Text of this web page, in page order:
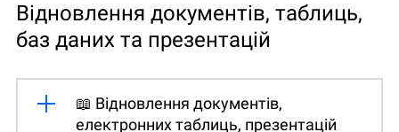
Відновлення документів, таблиць,
баз даних та презентацій
📖 Відновлення документів,
електронних таблиць, презентацій